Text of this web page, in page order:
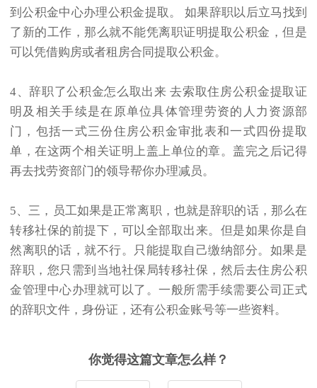
到公积金中心办理公积金提取。 如果辞职以后立马找到
了新的工作，那么就不能凭离职证明提取公积金，但是
可以凭借购房或者租房合同提取公积金。
4、辞职了公积金怎么取出来 去索取住房公积金提取证
明及相关手续是在原单位具体管理劳资的人力资源部
门，包括一式三份住房公积金审批表和一式四份提取
单，在这两个相关证明上盖上单位的章。盖完之后记得
再去找劳资部门的领导帮你办理减员。
5、三，员工如果是正常离职，也就是辞职的话，那么在
转移社保的前提下，可以全部取出来。但是如果你是自
然离职的话，就不行。只能提取自己缴纳部分。如果是
辞职，您只需到当地社保局转移社保，然后去住房公积
金管理中心办理就可以了。一般所需手续需要公司正式
的辞职文件，身份证，还有公积金账号等一些资料。
你觉得这篇文章怎么样？